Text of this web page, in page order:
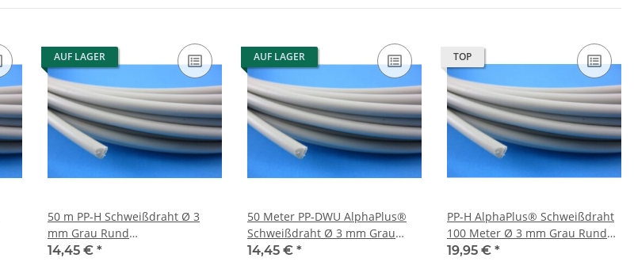
AUF LAGER
50 m PP-H Schweißdraht Ø 3
mm Grau Rund
Kunststoffschweißdraht
14,45 € *
AUF LAGER
50 Meter PP-DWU AlphaPlus®
Schweißdraht Ø 3 mm Grau
Rund Kunststoffschweißdraht
14,45 € *
TOP
PP-H AlphaPlus® Schweißdraht
100 Meter Ø 3 mm Grau Rund
Kunststoffschweißdraht
19,95 € *